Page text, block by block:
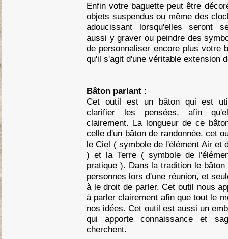
Enfin votre baguette peut être
objets suspendus ou même des
adoucissant lorsqu'elles seront
aussi y graver ou peindre des
de personnaliser encore plus votre
qu'il s'agit d'une véritable extension
Bâton parlant :
Cet outil est un bâton qui est
clarifier les pensées, afin
clairement. La longueur de ce
celle d'un bâton de randonnée. cet
le Ciel ( symbole de l'élément Air et
) et la Terre ( symbole de
pratique ). Dans la tradition le
personnes lors d'une réunion, et
à le droit de parler. Cet outil nous
à parler clairement afin que tout le
nos idées. Cet outil est aussi un
qui apporte connaissance et
cherchent.